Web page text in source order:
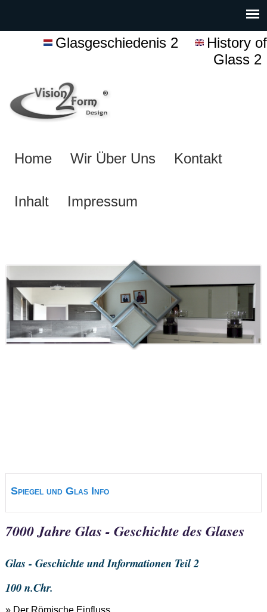
Glasgeschiedenis 2
History of
Glass 2
Home Wir Über Uns Kontakt
Inhalt Impressum
Spiegel und Glas Info
7000 Jahre Glas - Geschichte des Glases
Glas - Geschichte und Informationen Teil 2
100 n.Chr.
» Der Römische Einfluss